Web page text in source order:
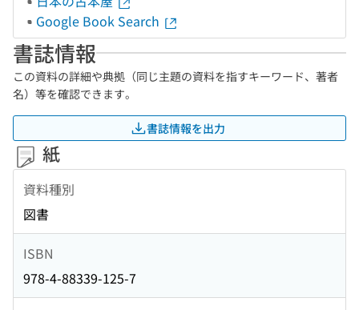
Google Book Search
書誌情報
この資料の詳細や典拠（同じ主題の資料を指すキーワード、著者
名）等を確認できます。
書誌情報を出力
紙
資料種別
図書
ISBN
978-4-88339-125-7